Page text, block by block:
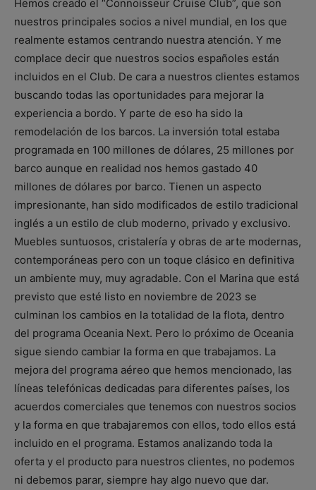
Hemos creado el “Connoisseur Cruise Club”, que son
nuestros principales socios a nivel mundial, en los que
realmente estamos centrando nuestra atención. Y me
complace decir que nuestros socios españoles están
incluidos en el Club. De cara a nuestros clientes estamos
buscando todas las oportunidades para mejorar la
experiencia a bordo. Y parte de eso ha sido la
remodelación de los barcos. La inversión total estaba
programada en 100 millones de dólares, 25 millones por
barco aunque en realidad nos hemos gastado 40
millones de dólares por barco. Tienen un aspecto
impresionante, han sido modificados de estilo tradicional
inglés a un estilo de club moderno, privado y exclusivo.
Muebles suntuosos, cristalería y obras de arte modernas,
contemporáneas pero con un toque clásico en definitiva
un ambiente muy, muy agradable. Con el Marina que está
previsto que esté listo en noviembre de 2023 se
culminan los cambios en la totalidad de la flota, dentro
del programa Oceania Next. Pero lo próximo de Oceania
sigue siendo cambiar la forma en que trabajamos. La
mejora del programa aéreo que hemos mencionado, las
líneas telefónicas dedicadas para diferentes países, los
acuerdos comerciales que tenemos con nuestros socios
y la forma en que trabajaremos con ellos, todo ellos está
incluido en el programa. Estamos analizando toda la
oferta y el producto para nuestros clientes, no podemos
ni debemos parar, siempre hay algo nuevo que dar.